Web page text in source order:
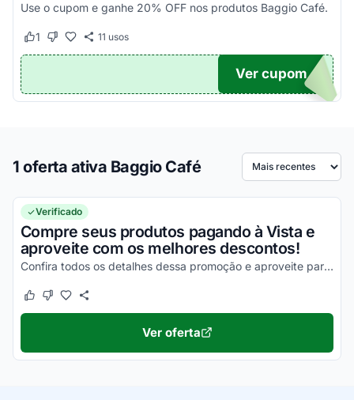
Use o cupom e ganhe 20% OFF nos produtos Baggio Café.
Este cupom funcionou
1 Este cupom não funcionou
11 usos
INTE
Ver cupom
1 oferta ativa Baggio Café Ordenar por
Verificado
Compre seus produtos pagando à Vista e
aproveite com os melhores descontos!
Confira todos os detalhes dessa promoção e aproveite para economizar da melhor maneira possível!
Este cupom funcionou
Este cupom não funcionou
Ver oferta